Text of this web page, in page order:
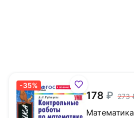
-35%
178 273